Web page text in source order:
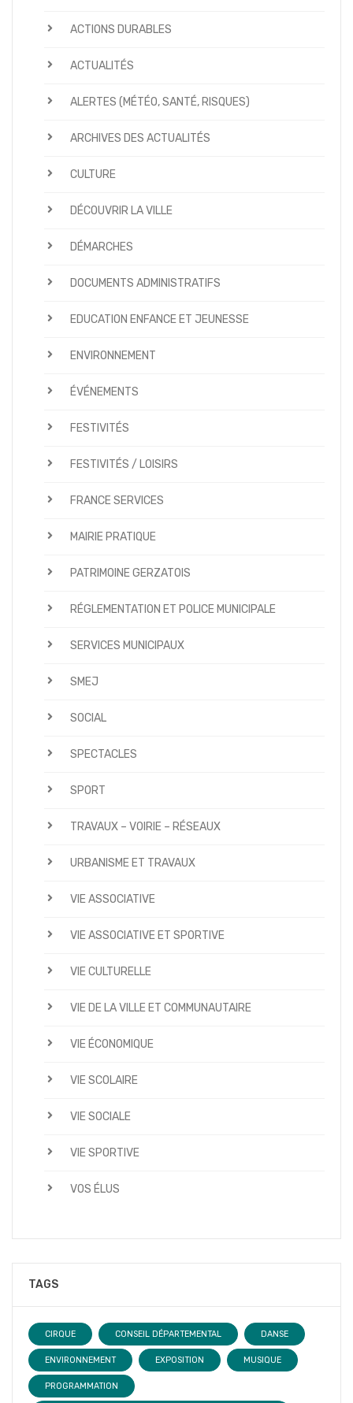
ACTIONS DURABLES
ACTUALITÉS
ALERTES (MÉTÉO, SANTÉ, RISQUES)
ARCHIVES DES ACTUALITÉS
CULTURE
DÉCOUVRIR LA VILLE
DÉMARCHES
DOCUMENTS ADMINISTRATIFS
EDUCATION ENFANCE ET JEUNESSE
ENVIRONNEMENT
ÉVÉNEMENTS
FESTIVITÉS
FESTIVITÉS / LOISIRS
FRANCE SERVICES
MAIRIE PRATIQUE
PATRIMOINE GERZATOIS
RÉGLEMENTATION ET POLICE MUNICIPALE
SERVICES MUNICIPAUX
SMEJ
SOCIAL
SPECTACLES
SPORT
TRAVAUX – VOIRIE – RÉSEAUX
URBANISME ET TRAVAUX
VIE ASSOCIATIVE
VIE ASSOCIATIVE ET SPORTIVE
VIE CULTURELLE
VIE DE LA VILLE ET COMMUNAUTAIRE
VIE ÉCONOMIQUE
VIE SCOLAIRE
VIE SOCIALE
VIE SPORTIVE
VOS ÉLUS
TAGS
CIRQUE CONSEIL DÉPARTEMENTAL DANSE
ENVIRONNEMENT EXPOSITION MUSIQUE
PROGRAMMATION